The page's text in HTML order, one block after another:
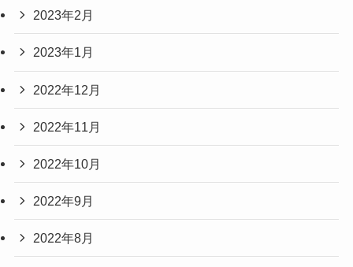
2023年2月
2023年1月
2022年12月
2022年11月
2022年10月
2022年9月
2022年8月